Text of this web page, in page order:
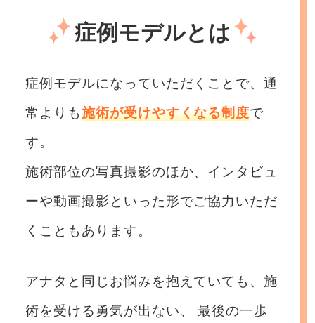
症例モデルとは
症例モデルになっていただくことで、通
常よりも施術が受けやすくなる制度で
す。
施術部位の写真撮影のほか、インタビュ
ーや動画撮影といった形でご協力いただ
くこともあります。
アナタと同じお悩みを抱えていても、施
術を受ける勇気が出ない、
最後の一歩